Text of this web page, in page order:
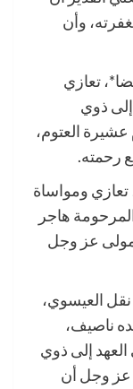
وأن
تعازي
ذوي
العتوم،
رحمته.
تعازي ومواساة
هاجر
عز وجل
نقل العيسوي،
ناصيف،
إلى ذوي
عز وجل أن